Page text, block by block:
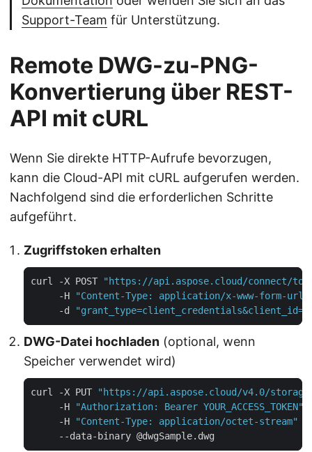
Support-Team für Unterstützung.
Remote DWG-zu-PNG-
Konvertierung über REST-
API mit cURL
Wenn Sie direkte HTTP-Aufrufe bevorzugen,
kann die Cloud-API mit cURL aufgerufen werden.
Nachfolgend sind die erforderlichen Schritte
aufgeführt.
Zugriffstoken erhalten
curl -X POST
"https://api.aspose.cloud/connect/
     -H
"Content-Type: application/x-www-form-
     -d
DWG-Datei hochladen (optional, wenn
Speicher verwendet wird)
curl -X PUT
"https://api.aspose.cloud/v4.0/storage/
     -H
"Authorization: Bearer YOUR_ACCESS_TOKEN"
     -H
"Content-Type: application/octet-stream"